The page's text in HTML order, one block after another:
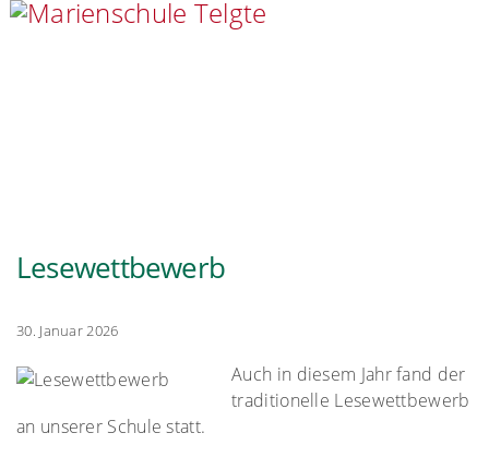
Lesewettbewerb
30. Januar 2026
Auch in diesem Jahr fand der
traditionelle Lesewettbewerb
an unserer Schule statt.